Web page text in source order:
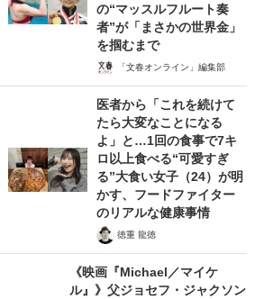
の“マッスルフルート奏
者”が「まさかの世界金」
を掴むまで
「文春オンライン」編集部
医者から「これを続けて
たら大変なことになる
よ」と…1回の食事で7キ
ロ以上食べる“可愛すぎ
る”大食い女子（24）が明
かす、フードファイター
のリアルな健康事情
徳重 龍徳
《映画『Michael／マイケ
ル』》父ジョセフ・ジャクソン